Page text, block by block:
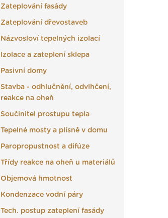
Zateplování fasády
Zateplování dřevostaveb
Názvosloví tepelných izolací
Izolace a zateplení sklepa
Pasivní domy
Stavba - odhlučnění, odvlhčení,
reakce na oheň
Součinitel prostupu tepla
Tepelné mosty a plísně v domu
Paropropustnost a difúze
Třídy reakce na oheň u materiálů
Objemová hmotnost
Kondenzace vodní páry
Tech. postup zateplení fasády